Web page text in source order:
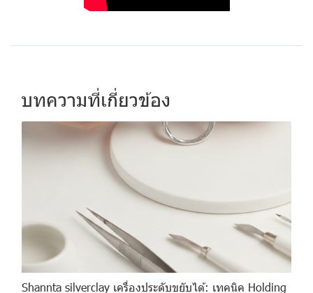
บทความที่เกี่ยวข้อง
Shannta silverclay เครื่องประดับขยับได้: เทคนิค Holding